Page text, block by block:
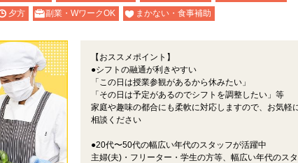
夕方 副業・WワークOK まかない・食事補助
【おススメポイント】
●シフトの融通が利きやすい
「この日は授業参観があるから休みたい」
「その日は予定があるのでシフトを調整したい」等
家庭や趣味の都合にも柔軟に対応しますので、お気軽
相談ください
●20代〜50代の幅広い年代のスタッフが活躍中
主婦(夫)・フリーター・学生の方等、幅広い年代のス